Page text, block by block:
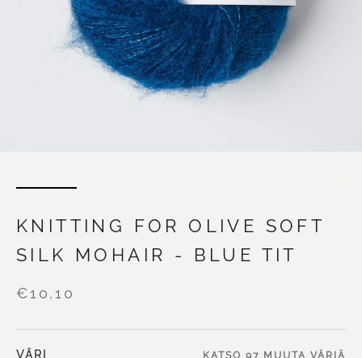
KNITTING FOR OLIVE SOFT
SILK MOHAIR - BLUE TIT
€10,10
VÄRI KATSO 97 MUUTA VÄRIÄ